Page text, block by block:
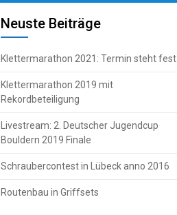
Neuste Beiträge
Klettermarathon 2021: Termin steht fest
Klettermarathon 2019 mit
Rekordbeteiligung
Livestream: 2. Deutscher Jugendcup
Bouldern 2019 Finale
Schraubercontest in Lübeck anno 2016
Routenbau in Griffsets